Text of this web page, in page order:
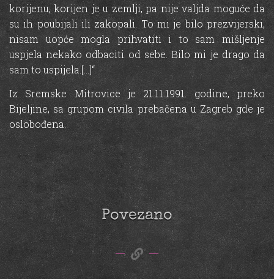
korijenu, korijen je u zemlji, pa nije valjda moguće da
su ih poubijali ili zakopali. To mi je bilo prezvijerski,
nisam uopće mogla prihvatiti i to sam mišljenje
uspjela nekako odbaciti od sebe. Bilo mi je drago da
sam to uspijela.[…]“
Iz Sremske Mitrovice je 21.11.1991. godine, preko
Bijeljine, sa grupom civila prebačena u Zagreb gde je
oslobođena.
Povezano